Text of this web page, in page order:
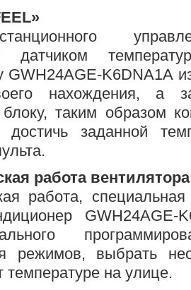
датчиком
GWH24AGE-K6DNA1A
нахождения, а
таким образом
заданной
работа вентилятора
работа,
GWH24AGE-
режимов, выбрать
температуре на улице.